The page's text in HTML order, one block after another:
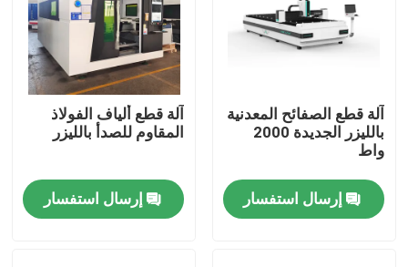
حول بنا
ضبط الجودة
اتصل بنا
آلة قطع الصفائح المعدنية
بالليزر الجديدة 2000
واط
إرسال استفسار
آلة قطع ألياف الفولاذ
المقاوم للصدأ بالليزر
إرسال استفسار